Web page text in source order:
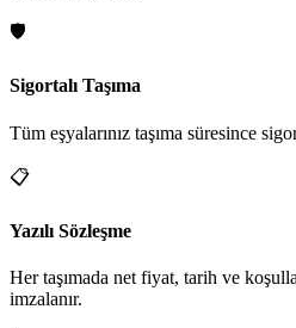
🛡️
Sigortalı Taşıma
Tüm eşyalarınız taşıma süresince
📋
Yazılı Sözleşme
Her taşımada net fiyat, tarih ve
imzalanır.